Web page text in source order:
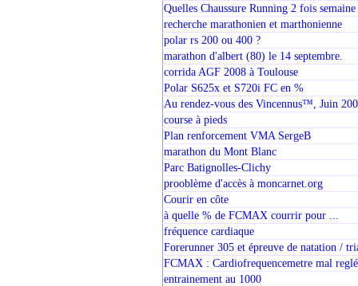
Quelles Chaussure Running 2 fois semaine
recherche marathonien et marthonienne
polar rs 200 ou 400 ?
marathon d'albert (80) le 14 septembre.
corrida AGF 2008 à Toulouse
Polar S625x et S720i FC en %
Au rendez-vous des Vincennus™, Juin
course à pieds
Plan renforcement VMA SergeB
marathon du Mont Blanc
Parc Batignolles-Clichy
prooblème d'accès à moncarnet.org
Courir en côte
à quelle % de FCMAX courrir pour ...
fréquence cardiaque
Forerunner 305 et épreuve de natation /
FCMAX : Cardiofrequencemetre mal
entrainement au 1000